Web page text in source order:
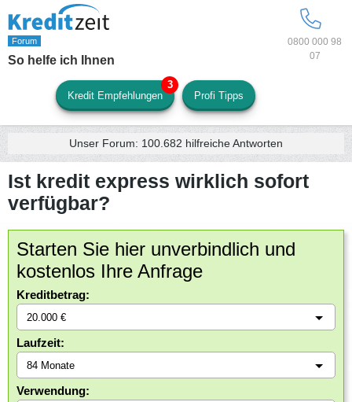
0800 000 98
07
So helfe ich Ihnen
Kredit Empfehlungen Profi Tipps
Unser Forum: 100.682 hilfreiche Antworten
Ist kredit express wirklich sofort
verfügbar?
Starten Sie hier unverbindlich und
kostenlos Ihre Anfrage
Kreditbetrag:
Laufzeit:
Verwendung: